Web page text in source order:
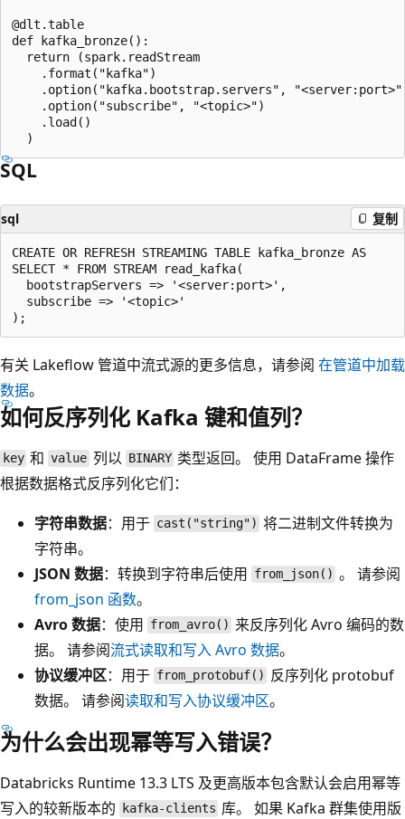
@dlt.table
def kafka_bronze():
  return (spark.readStream
    .format("kafka")
.option("kafka.bootstrap.servers",
    .option("subscribe", "<topic>")
    .load()
SQL
sql 复制
CREATE OR REFRESH STREAMING TABLE kafka_bronze AS
SELECT * FROM STREAM read_kafka(
  bootstrapServers => '<server:port>',
  subscribe => '<topic>'
有关 Lakeflow 管道中流式源的更多信息，请参阅 在管道中加载
数据。
如何反序列化 Kafka 键和值列？
key 和value列以 BINARY 类型返回。 使用 DataFrame 操作
根据数据格式反序列化它们：
字符串数据：用于 cast("string") 将二进制文件转换为
字符串。
JSON 数据：转换到字符串后使用 from_json() 。 请参阅
from_json 函数。
Avro 数据：使用 from_avro() 来反序列化 Avro 编码的数
据。 请参阅流式读取和写入 Avro 数据。
协议缓冲区：用于 from_protobuf() 反序列化 protobuf
数据。 请参阅读取和写入协议缓冲区。
为什么会出现幂等写入错误？
Databricks Runtime 13.3 LTS 及更高版本包含默认会启用幂等
写入的较新版本的
kafka-clients 库。 如果 Kafka 群集使用版